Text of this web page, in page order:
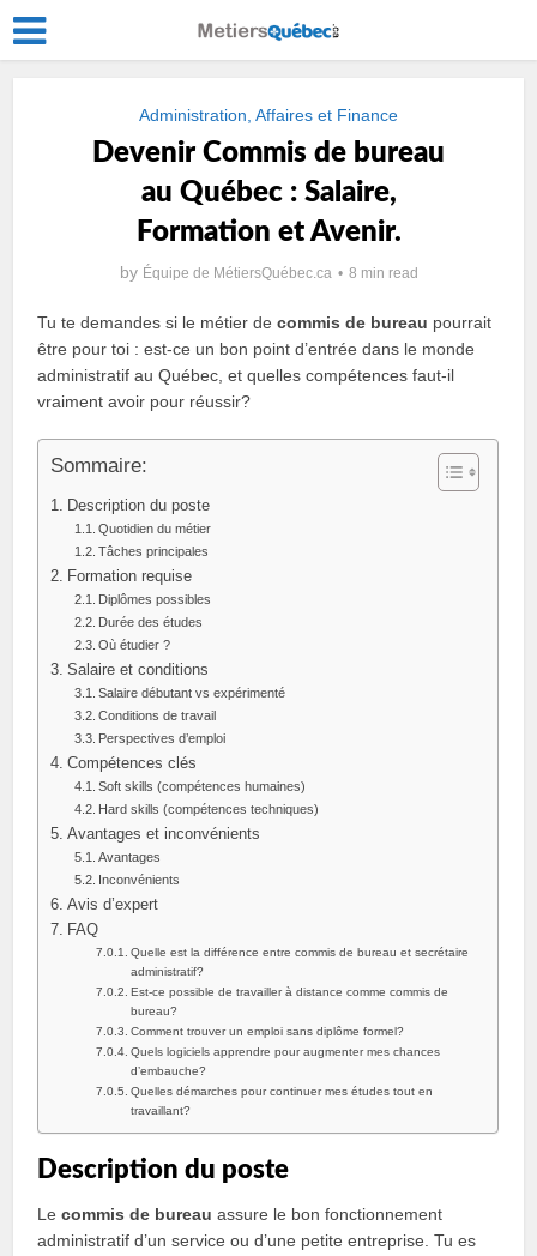
Administration, Affaires et Finance
Devenir Commis de bureau
au Québec : Salaire,
Formation et Avenir.
by Équipe de MétiersQuébec.ca 8 min read
Tu te demandes si le métier decommis de bureau pourrait
être pour toi : est-ce un bon point d’entrée dans le monde
administratif au Québec, et quelles compétences faut-il
vraiment avoir pour réussir?
Sommaire:
Description du poste
Quotidien du métier
Tâches principales
Formation requise
Diplômes possibles
Durée des études
Où étudier ?
Salaire et conditions
Salaire débutant vs expérimenté
Conditions de travail
Perspectives d’emploi
Compétences clés
Soft skills (compétences humaines)
Hard skills (compétences techniques)
Avantages et inconvénients
Avantages
Inconvénients
Avis d’expert
FAQ
Quelle est la différence entre commis de bureau et secrétaire
administratif?
Est‑ce possible de travailler à distance comme commis de
bureau?
Comment trouver un emploi sans diplôme formel?
Quels logiciels apprendre pour augmenter mes chances
d’embauche?
Quelles démarches pour continuer mes études tout en
travaillant?
Description du poste
Lecommis de bureau assure le bon fonctionnement
administratif d’un service ou d’une petite entreprise. Tu es